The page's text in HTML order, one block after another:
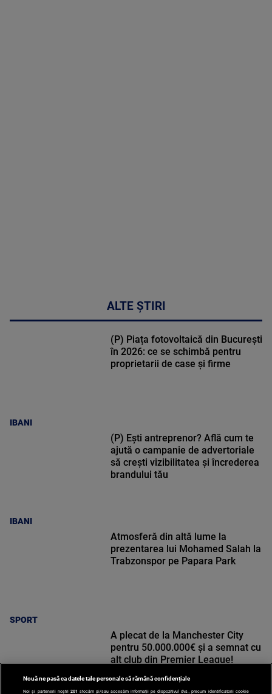
ALTE ȘTIRI
IBANI
(P) Piața fotovoltaică din București
în 2026: ce se schimbă pentru
proprietarii de case și firme
IBANI
(P) Ești antreprenor? Află cum te
ajută o campanie de advertoriale
să crești vizibilitatea și încrederea
brandului tău
SPORT
Atmosferă din altă lume la
prezentarea lui Mohamed Salah la
Trabzonspor pe Papara Park
A plecat de la Manchester City
pentru 50.000.000€ și a semnat cu
alt club din Premier League!
Nouă ne pasă ca datele tale personale să rămână confidențiale
Noi și partenerii noștri 201 stocăm și/sau accesăm informații pe dispozitivul dvs., precum identificatorii cookie